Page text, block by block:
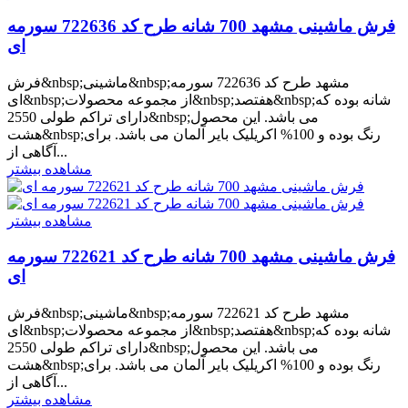
فرش ماشینی مشهد 700 شانه طرح کد 722636 سورمه
ای
فرش&nbsp;ماشینی&nbsp;مشهد طرح کد 722636 سورمه
ای&nbsp;از مجموعه محصولات&nbsp;هفتصد&nbsp;شانه بوده که
دارای تراکم طولی 2550&nbsp;می باشد. این محصول
هشت&nbsp;رنگ بوده و 100% اکریلیک بایر آلمان می باشد. برای
آگاهی از...
مشاهده بیشتر
مشاهده بیشتر
فرش ماشینی مشهد 700 شانه طرح کد 722621 سورمه
ای
فرش&nbsp;ماشینی&nbsp;مشهد طرح کد 722621 سورمه
ای&nbsp;از مجموعه محصولات&nbsp;هفتصد&nbsp;شانه بوده که
دارای تراکم طولی 2550&nbsp;می باشد. این محصول
هشت&nbsp;رنگ بوده و 100% اکریلیک بایر آلمان می باشد. برای
آگاهی از...
مشاهده بیشتر